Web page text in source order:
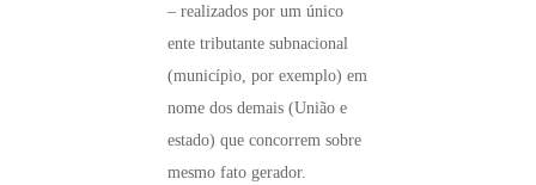
– realizados por um único
ente tributante subnacional
(município, por exemplo) em
nome dos demais (União e
estado) que concorrem sobre
mesmo fato gerador.